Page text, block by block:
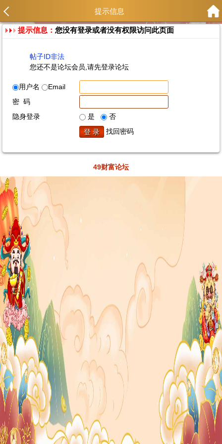
提示信息
提示信息：您没有登录或者没有权限访问此页面
帖子ID非法
您还不是论坛会员,请先登录论坛
用户名
Email
密 码
隐身登录
是
否
找回密码
49财富论坛